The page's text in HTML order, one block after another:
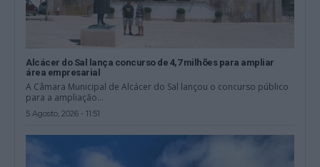
Alcácer do Sal lança concurso de 4,7 milhões para ampliar
área empresarial
A Câmara Municipal de Alcácer do Sal lançou o concurso público
para a ampliação...
5 Agosto, 2026 - 11:51